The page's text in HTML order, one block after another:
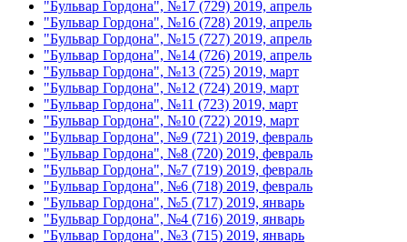
"Бульвар Гордона", №17 (729) 2019, апрель
"Бульвар Гордона", №16 (728) 2019, апрель
"Бульвар Гордона", №15 (727) 2019, апрель
"Бульвар Гордона", №14 (726) 2019, апрель
"Бульвар Гордона", №13 (725) 2019, март
"Бульвар Гордона", №12 (724) 2019, март
"Бульвар Гордона", №11 (723) 2019, март
"Бульвар Гордона", №10 (722) 2019, март
"Бульвар Гордона", №9 (721) 2019, февраль
"Бульвар Гордона", №8 (720) 2019, февраль
"Бульвар Гордона", №7 (719) 2019, февраль
"Бульвар Гордона", №6 (718) 2019, февраль
"Бульвар Гордона", №5 (717) 2019, январь
"Бульвар Гордона", №4 (716) 2019, январь
"Бульвар Гордона", №3 (715) 2019, январь